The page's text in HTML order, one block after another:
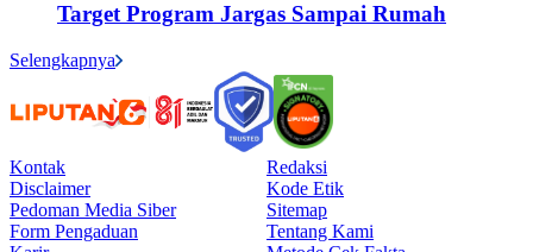
Target Program Jargas Sampai Rumah
Selengkapnya
Kontak
Redaksi
Disclaimer
Kode Etik
Pedoman Media Siber
Sitemap
Form Pengaduan
Tentang Kami